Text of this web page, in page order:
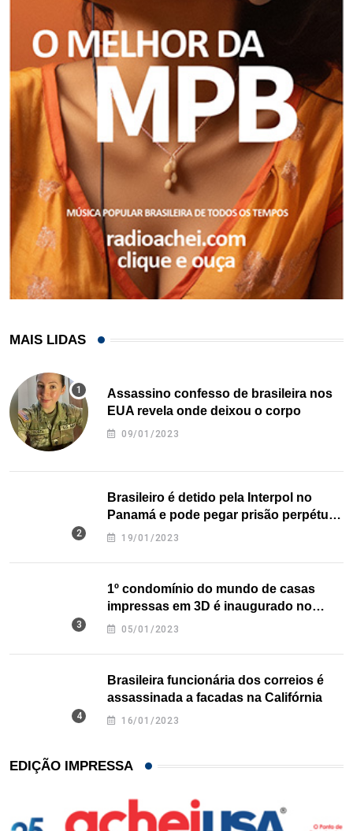
MAIS LIDAS
Assassino confesso de brasileira nos
EUA revela onde deixou o corpo
09/01/2023
Brasileiro é detido pela Interpol no
Panamá e pode pegar prisão perpétua
nos EUA
19/01/2023
1º condomínio do mundo de casas
impressas em 3D é inaugurado no
Texas
05/01/2023
Brasileira funcionária dos correios é
assassinada a facadas na Califórnia
16/01/2023
EDIÇÃO IMPRESSA